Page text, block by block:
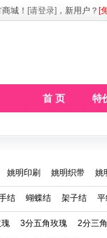
城！ [请登录] ，新用户？ [
首 页 特
姚明印刷 姚明织带 姚
结 蝴蝶结 架子结
3分五角玫瑰 2分三